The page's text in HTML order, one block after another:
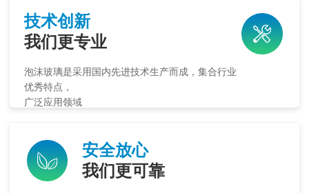
技术创新
我们更专业
泡沫玻璃是采用国内先进技术生产而成，集合行业
优秀特点，
广泛应用领域
安全放心
我们更可靠